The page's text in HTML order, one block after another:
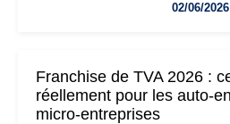
les auto-entrepreneurs devront02/06/2026
Franchise de TVA 2026 :
réellement pour les auto-
micro-entreprises